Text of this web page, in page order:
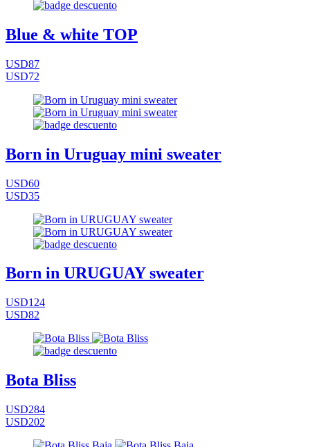
Blue & white TOP
USD87
USD72
Born in Uruguay mini sweater
USD60
USD35
Born in URUGUAY sweater
USD124
USD82
Bota Bliss
USD284
USD202